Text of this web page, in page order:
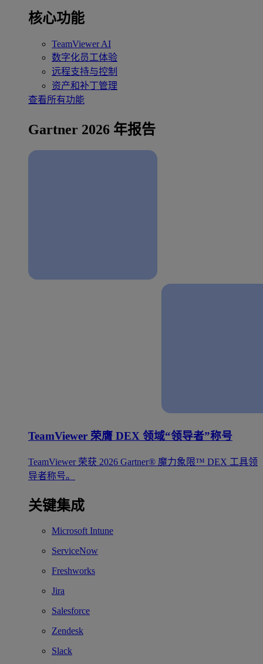
核心功能
TeamViewer AI
数字化员工体验
远程支持与控制
资产和补丁管理
查看所有功能
Gartner 2026 年报告
TeamViewer 荣膺 DEX 领域“领导者”称号
TeamViewer 荣获 2026 Gartner® 魔力象限™ DEX 工具领
导者称号。
关键集成
Microsoft Intune
ServiceNow
Freshworks
Jira
Salesforce
Zendesk
Slack